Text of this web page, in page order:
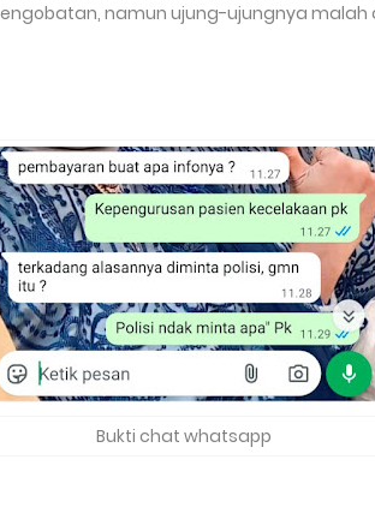
namun ujung-ujungnya
Bukti chat whatsapp